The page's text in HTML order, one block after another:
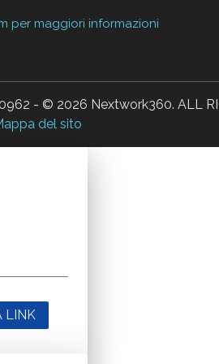
per maggiori informazioni
- © 2026 Nextwork360. ALL
del sito
LINK